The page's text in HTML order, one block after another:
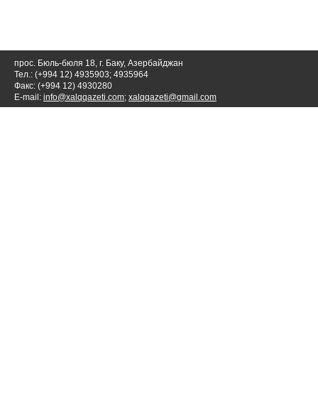
прос. Бюль-бюля 18, г. Баку, Азербайджан
Тел.: (+994 12) 4935903; 4935964
Факс: (+994 12) 4930280
E-mail: info@xalqqazeti.com; xalqqazeti@gmail.com